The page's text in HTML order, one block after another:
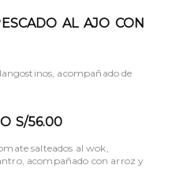
AL AJO CON
acompañado de
S/56.00
salteados al wok,
acompañado con arroz y